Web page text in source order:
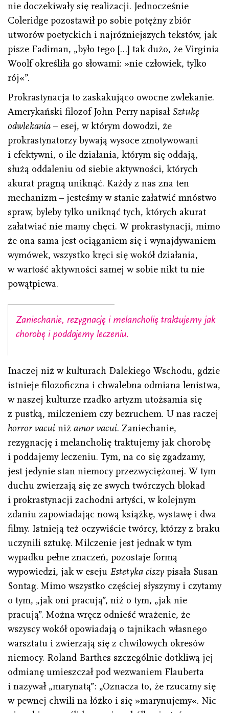
nie doczekiwały się realizacji. Jednocześnie
Coleridge pozostawił po sobie potężny zbiór
utworów poetyckich i najróżniejszych tekstów, jak
pisze Fadiman, „było tego […] tak dużo, że Virginia
Woolf określiła go słowami: »nie człowiek, tylko
rój«”.
Prokrastynacja to zaskakująco owocne zwlekanie.
Amerykański filozof John Perry napisał Sztukę
odwlekania – esej, w którym dowodzi, że
prokrastynatorzy bywają wysoce zmotywowani
i efektywni, o ile działania, którym się oddają,
służą oddaleniu od siebie aktywności, których
akurat pragną uniknąć. Każdy z nas zna ten
mechanizm – jesteśmy w stanie załatwić mnóstwo
spraw, byleby tylko uniknąć tych, których akurat
załatwiać nie mamy chęci. W prokrastynacji, mimo
że ona sama jest ociąganiem się i wynajdywaniem
wymówek, wszystko kręci się wokół działania,
w wartość aktywności samej w sobie nikt tu nie
powątpiewa.
Zaniechanie, rezygnację i melancholię traktujemy jak
chorobę i poddajemy leczeniu.
Inaczej niż w kulturach Dalekiego Wschodu, gdzie
istnieje filozoficzna i chwalebna odmiana lenistwa,
w naszej kulturze rzadko artyzm utożsamia się
z pustką, milczeniem czy bezruchem. U nas raczej
horror vacui niż amor vacui. Zaniechanie,
rezygnację i melancholię traktujemy jak chorobę
i poddajemy leczeniu. Tym, na co się zgadzamy,
jest jedynie stan niemocy przezwyciężonej. W tym
duchu zwierzają się ze swych twórczych blokad
i prokrastynacji zachodni artyści, w kolejnym
zdaniu zapowiadając nową książkę, wystawę i dwa
filmy. Istnieją też oczywiście twórcy, którzy z braku
uczynili sztukę. Milczenie jest jednak w tym
wypadku pełne znaczeń, pozostaje formą
wypowiedzi, jak w eseju Estetyka ciszypisała Susan
Sontag. Mimo wszystko częściej słyszymy i czytamy
o tym, „jak oni pracują”, niż o tym, „jak nie
pracują”. Można wręcz odnieść wrażenie, że
wszyscy wokół opowiadają o tajnikach własnego
warsztatu i zwierzają się z chwilowych okresów
niemocy. Roland Barthes szczególnie dotkliwą jej
odmianę umieszczał pod wezwaniem Flauberta
i nazywał „marynatą”: „Oznacza to, że rzucamy się
w pewnej chwili na łóżko i się »marynujemy«. Nic